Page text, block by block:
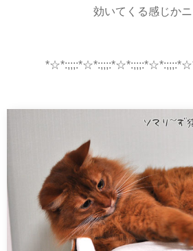
効いてくる感じかニ